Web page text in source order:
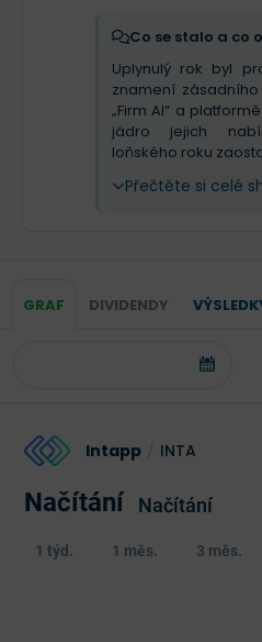
Co se stalo a co
Uplynulý rok byl
znamení
„Firm AI“ a
jádro jejich
loňského roku
Přečtěte si celé
GRAF DIVIDENDY
Intapp INTA
Načítání Načítání
1 týd. 1 měs. 3 měs.